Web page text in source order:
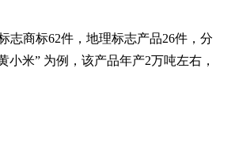
志商标62件，地理标志产品26件，分
小米” 为例，该产品年产2万吨左右，